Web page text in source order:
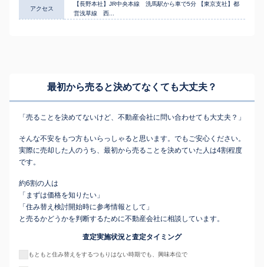
アクセス
【長野本社】JR中央本線 洗馬駅から車で5分 【東京支社】都
営浅草線 西...
最初から売ると決めてなくても大丈夫？
「売ることを決めてないけど、不動産会社に問い合わせても大丈夫？」
そんな不安をもつ方もいらっしゃると思います。でもご安心ください。
実際に売却した人のうち、最初から売ることを決めていた人は4割程度
です。
約6割の人は
「まずは価格を知りたい」
「住み替え検討開始時に参考情報として」
と売るかどうかを判断するために不動産会社に相談しています。
査定実施状況と査定タイミング
もともと住み替えをするつもりはない時期でも、興味本位で